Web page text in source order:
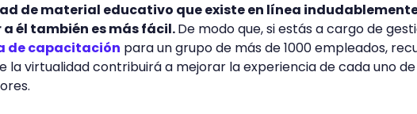
de material educativo que existe en línea
a él también es más fácil.De modo que, si estás a cargo de
de capacitación para un grupo de más de 1000 empleados,
la virtualidad contribuirá a mejorar la experiencia de cada uno